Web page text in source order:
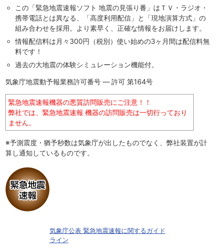
この「緊急地震速報ソフト 地震の見張り番」はＴＶ・ラジオ・
携帯電話とは異なる、「高度利用配信」と「現地演算方式」の
組み合わせを採用。より素早く、正確な情報をお届けします。
情報配信料は月々300円（税別）使い始めの3ヶ月間は配信料無
料です！
過去の大地震の体験シミュレーション機能付。
気象庁地震動予報業務許可番号 ― 許可 第164号
緊急地震速報機器の悪質訪問販売にご注意！！
弊社では、緊急地震速報 機器の訪問販売は一切行っており
ません。
※予測震度・猶予秒数は気象庁が出したものでなく、弊社装置が計
算し通知しているものです。
気象庁公表 緊急地震速報に関するガイド
ライン